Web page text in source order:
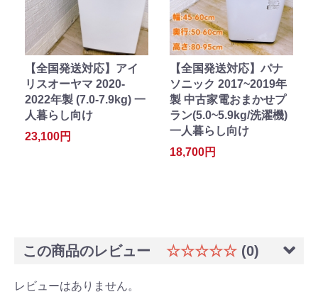
【全国発送対応】アイ
リスオーヤマ 2020-
2022年製 (7.0-7.9kg) 一
人暮らし向け
23,100円
【全国発送対応】パナ
ソニック 2017~2019年
製 中古家電おまかせプ
ラン(5.0~5.9kg/洗濯機)
一人暮らし向け
18,700円
この商品のレビュー ☆☆☆☆☆ (0)
レビューはありません。